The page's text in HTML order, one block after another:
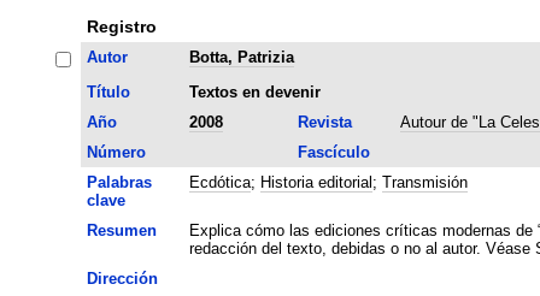
Registro
Autor
Botta, Patrizia
Título
Textos en devenir
Año
2008 Revista
Autour de "La
Número
Fascículo
Palabras
clave
Ecdótica; Historia editorial ; Transmisión
Resumen
Explica cómo las ediciones críticas modernas
redacción del texto, debidas o no al autor. Véase
Dirección